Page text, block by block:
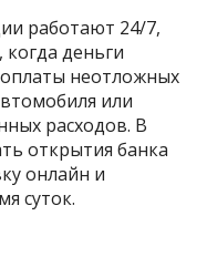
работают 24/7,
когда деньги
неотложных
или
расходов. В
открытия банка
онлайн и
суток.